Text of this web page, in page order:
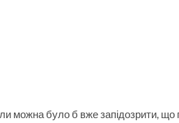
можна було б вже запідозрити,